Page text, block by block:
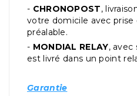
- CHRONOPOST,
votre domicile avec prise
préalable.
- MONDIAL RELAY, avec
est livré dans un point
Garantie